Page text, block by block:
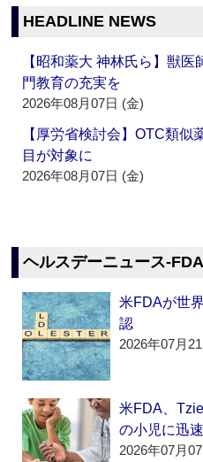
HEADLINE NEWS
【昭和薬大 神林氏ら】獣
門教育の充実を
2026年08月07日 (金)
【厚労省検討会】OTC類似
目が対象に
2026年08月07日 (金)
ヘルスデーニュース
米FDAが世
認
2026年07月
米FDA、
の小児に迅
2026年07月